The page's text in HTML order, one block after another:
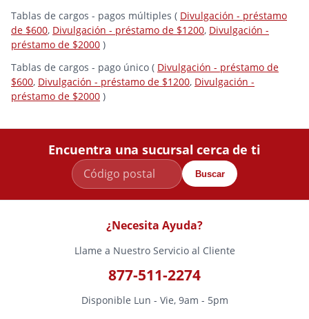
Tablas de cargos - pagos múltiples ( Divulgación - préstamo
de $600, Divulgación - préstamo de $1200, Divulgación -
préstamo de $2000 )
Tablas de cargos - pago único ( Divulgación - préstamo de
$600, Divulgación - préstamo de $1200, Divulgación -
préstamo de $2000 )
Encuentra una sucursal cerca de ti
Buscar
¿Necesita Ayuda?
Llame a Nuestro Servicio al Cliente
877-511-2274
Disponible Lun - Vie, 9am - 5pm